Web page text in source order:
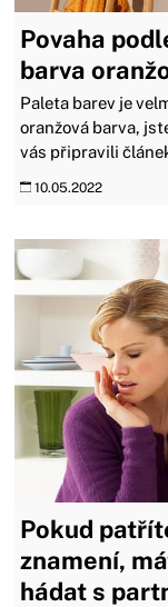
Povaha
barva
Paleta barev je
oranžová barva,
vás připravili
10.05.2022
Pokud
znamení,
hádat s